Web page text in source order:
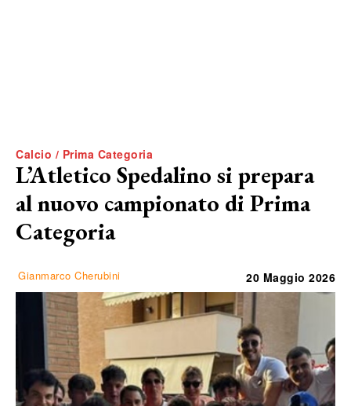
Calcio / Prima Categoria
L’Atletico Spedalino si prepara
al nuovo campionato di Prima
Categoria
Gianmarco Cherubini 20 Maggio 2026